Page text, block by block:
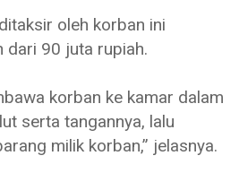
oleh korban ini
dari 90 juta rupiah.
korban ke kamar dalam
serta tangannya, lalu
milik korban,” jelasnya.